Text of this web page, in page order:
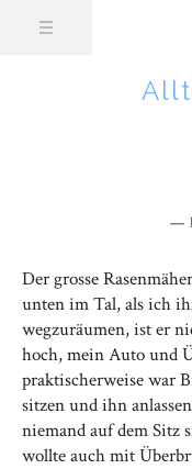
Der grosse
unten im Tal, als ich
wegzuräumen, ist er
hoch, mein Auto und
praktischerweise war
sitzen und ihn
niemand auf dem Sitz
wollte auch mit